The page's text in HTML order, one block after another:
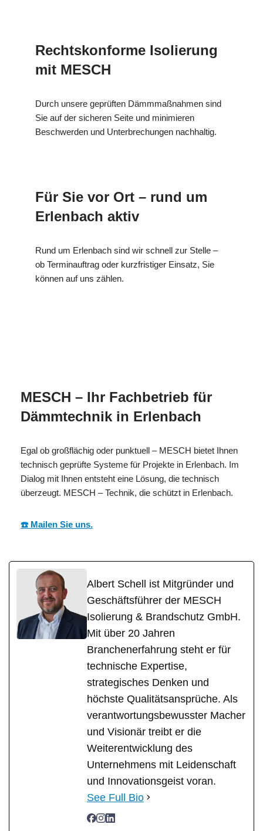
Rechtskonforme Isolierung
mit MESCH
Durch unsere geprüften Dämmmaßnahmen sind
Sie auf der sicheren Seite und minimieren
Beschwerden und Unterbrechungen nachhaltig.
Für Sie vor Ort – rund um
Erlenbach aktiv
Rund um Erlenbach sind wir schnell zur Stelle –
ob Terminauftrag oder kurzfristiger Einsatz, Sie
können auf uns zählen.
MESCH – Ihr Fachbetrieb für
Dämmtechnik in Erlenbach
Egal ob großflächig oder punktuell – MESCH bietet Ihnen
technisch geprüfte Systeme für Projekte in Erlenbach. Im
Dialog mit Ihnen entsteht eine Lösung, die technisch
überzeugt. MESCH – Technik, die schützt in Erlenbach.
☎️ Mailen Sie uns.
Albert Schell ist Mitgründer und
Geschäftsführer der MESCH
Isolierung & Brandschutz GmbH.
Mit über 20 Jahren
Branchenerfahrung steht er für
technische Expertise,
strategisches Denken und
höchste Qualitätsansprüche. Als
verantwortungsbewusster Macher
und Visionär treibt er die
Weiterentwicklung des
Unternehmens mit Leidenschaft
und Innovationsgeist voran.
See Full Bio